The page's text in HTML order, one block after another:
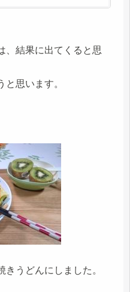
、結果に出てくると思
思います。
うどんにしました。